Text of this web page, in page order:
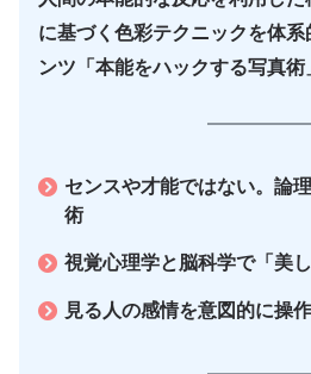
に基づく色彩テクニックを体
ンツ「本能をハックする写真術
センスや才能ではない。論
術
視覚心理学と脳科学で「美
見る人の感情を意図的に操